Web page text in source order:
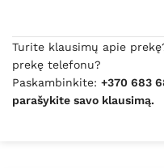
Turite klausimų apie
prekę telefonu?
Paskambinkite: +370 683
parašykite savo klausimą.